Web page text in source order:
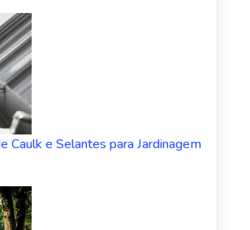
Caulk e Selantes para Jardinagem